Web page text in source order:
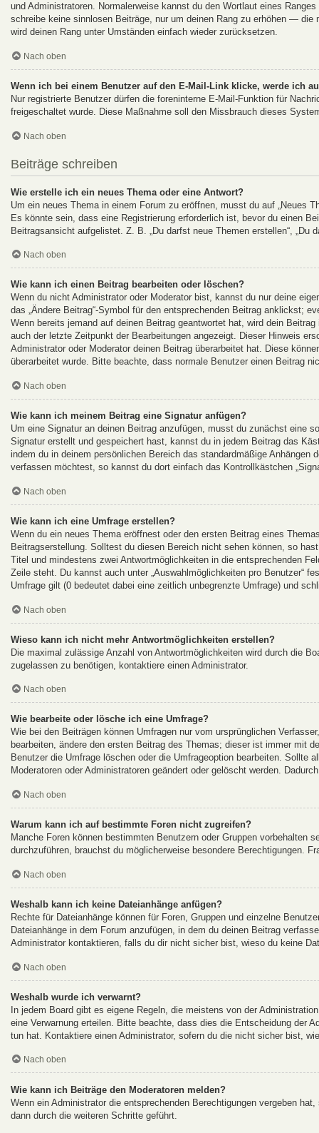
und Administratoren. Normalerweise kannst du den Wortlaut eines
schreibe keine sinnlosen Beiträge, nur um deinen Rang zu erhöhen —
wird deinen Rang unter Umständen einfach wieder zurücksetzen.
Nach oben
Wenn ich bei einem Benutzer auf den E-Mail-Link klicke, werde ich
Nur registrierte Benutzer dürfen die foreninterne E-Mail-Funktion für
freigeschaltet wurde. Diese Maßnahme soll den Missbrauch dieses
Nach oben
Beiträge schreiben
Wie erstelle ich ein neues Thema oder eine Antwort?
Um ein neues Thema in einem Forum zu eröffnen, musst du auf „Neues
Es könnte sein, dass eine Registrierung erforderlich ist, bevor du einen
Beitragsansicht aufgelistet. Z. B. „Du darfst neue Themen erstellen“, „Du
Nach oben
Wie kann ich einen Beitrag bearbeiten oder löschen?
Wenn du nicht Administrator oder Moderator bist, kannst du nur deine
das „Ändere Beitrag“-Symbol für den entsprechenden Beitrag anklickst;
Wenn bereits jemand auf deinen Beitrag geantwortet hat, wird dein
auch der letzte Zeitpunkt der Bearbeitungen angezeigt. Dieser Hinweis
Administrator oder Moderator deinen Beitrag überarbeitet hat. Diese
überarbeitet wurde. Bitte beachte, dass normale Benutzer einen Beitrag
Nach oben
Wie kann ich meinem Beitrag eine Signatur anfügen?
Um eine Signatur an deinen Beitrag anzufügen, musst du zunächst eine
Signatur erstellt und gespeichert hast, kannst du in jedem Beitrag das
indem du in deinem persönlichen Bereich das standardmäßige
verfassen möchtest, so kannst du dort einfach das Kontrollkästchen
Nach oben
Wie kann ich eine Umfrage erstellen?
Wenn du ein neues Thema eröffnest oder den ersten Beitrag eines
Beitragserstellung. Solltest du diesen Bereich nicht sehen können, so
Titel und mindestens zwei Antwortmöglichkeiten in die entsprechenden
Zeile steht. Du kannst auch unter „Auswahlmöglichkeiten pro Benutzer“
Umfrage gilt (0 bedeutet dabei eine zeitlich unbegrenzte Umfrage) und
Nach oben
Wieso kann ich nicht mehr Antwortmöglichkeiten erstellen?
Die maximal zulässige Anzahl von Antwortmöglichkeiten wird durch die
zugelassen zu benötigen, kontaktiere einen Administrator.
Nach oben
Wie bearbeite oder lösche ich eine Umfrage?
Wie bei den Beiträgen können Umfragen nur vom ursprünglichen
bearbeiten, ändere den ersten Beitrag des Themas; dieser ist immer mit
Benutzer die Umfrage löschen oder die Umfrageoption bearbeiten.
Moderatoren oder Administratoren geändert oder gelöscht werden.
Nach oben
Warum kann ich auf bestimmte Foren nicht zugreifen?
Manche Foren können bestimmten Benutzern oder Gruppen vorbehalten
durchzuführen, brauchst du möglicherweise besondere Berechtigungen.
Nach oben
Weshalb kann ich keine Dateianhänge anfügen?
Rechte für Dateianhänge können für Foren, Gruppen und einzelne
Dateianhänge in dem Forum anzufügen, in dem du deinen Beitrag
Administrator kontaktieren, falls du dir nicht sicher bist, wieso du keine
Nach oben
Weshalb wurde ich verwarnt?
In jedem Board gibt es eigene Regeln, die meistens von der
eine Verwarnung erteilen. Bitte beachte, dass dies die Entscheidung der
tun hat. Kontaktiere einen Administrator, sofern du die nicht sicher bist,
Nach oben
Wie kann ich Beiträge den Moderatoren melden?
Wenn ein Administrator die entsprechenden Berechtigungen vergeben
dann durch die weiteren Schritte geführt.